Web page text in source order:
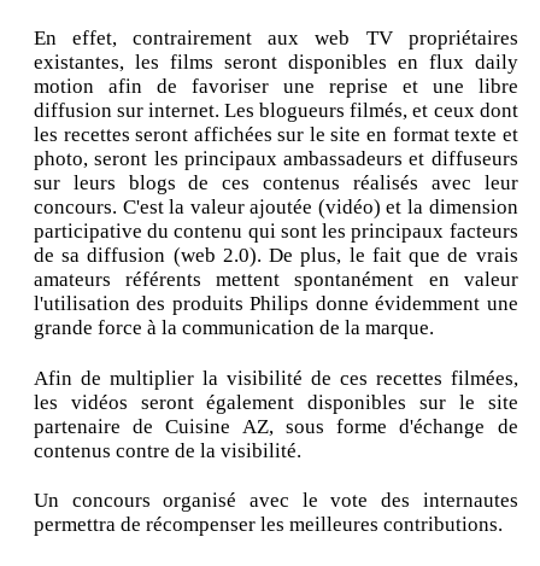
En effet, contrairement aux web TV propriétaires
existantes, les films seront disponibles en flux daily
motion afin de favoriser une reprise et une libre
diffusion sur internet. Les blogueurs filmés, et ceux dont
les recettes seront affichées sur le site en format texte et
photo, seront les principaux ambassadeurs et diffuseurs
sur leurs blogs de ces contenus réalisés avec leur
concours. C'est la valeur ajoutée (vidéo) et la dimension
participative du contenu qui sont les principaux facteurs
de sa diffusion (web 2.0). De plus, le fait que de vrais
amateurs référents mettent spontanément en valeur
l'utilisation des produits Philips donne évidemment une
grande force à la communication de la marque.
Afin de multiplier la visibilité de ces recettes filmées,
les vidéos seront également disponibles sur le site
partenaire de Cuisine AZ, sous forme d'échange de
contenus contre de la visibilité.
Un concours organisé avec le vote des internautes
permettra de récompenser les meilleures contributions.